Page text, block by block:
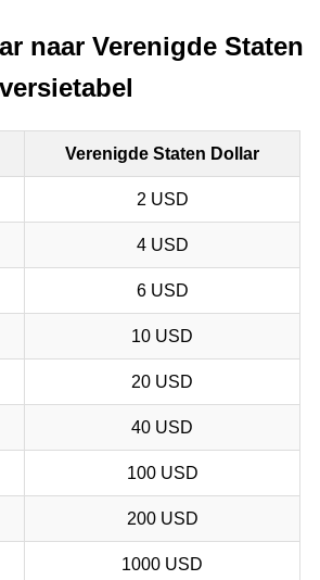
naar Verenigde Staten
Verenigde Staten Dollar
2 USD
4 USD
6 USD
10 USD
20 USD
40 USD
100 USD
200 USD
1000 USD